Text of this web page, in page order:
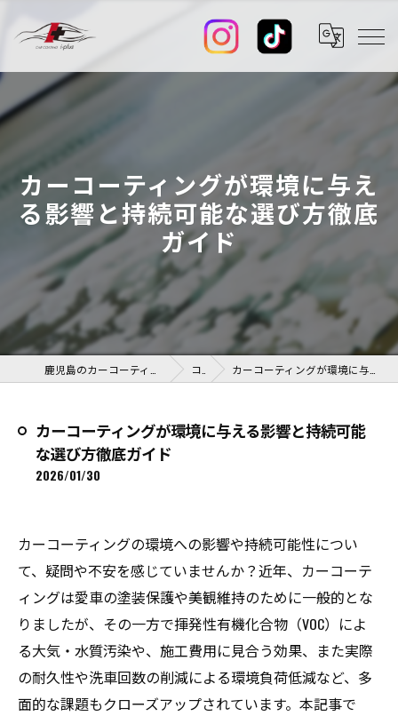
カーコーティングが環境に与え
る影響と持続可能な選び方徹底
ガイド
コラム カーコーティングが環境に与える影響と持続可能な選び方徹底ガイド
カーコーティングが環境に与える影響と持続可能
な選び方徹底ガイド
2026/01/30
カーコーティングの環境への影響や持続可能性につい
て、疑問や不安を感じていませんか？近年、カーコーテ
ィングは愛車の塗装保護や美観維持のために一般的とな
りましたが、その一方で揮発性有機化合物（VOC）によ
る大気・水質汚染や、施工費用に見合う効果、また実際
の耐久性や洗車回数の削減による環境負荷低減など、多
面的な課題もクローズアップされています。本記事で